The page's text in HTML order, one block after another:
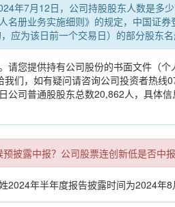
7月12日，公司持股股东人数是多
名册业务实施细则》的规定，中国证
应为该日前一个交易日）的部分股东
请您提供持有公司股份的书面文件（
们，如有疑问请咨询公司投资者热
公司普通股股东总数20,862人，具体
露中报？公司股票连创新低是否中报
年半年度报告披露时间为2024年8